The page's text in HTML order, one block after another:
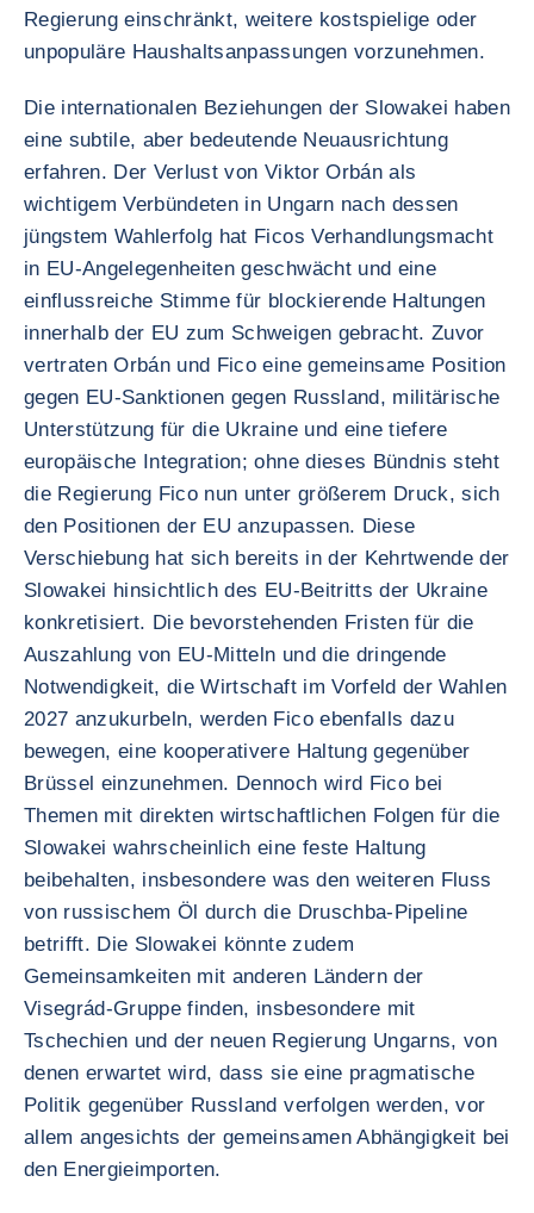
Regierung einschränkt, weitere kostspielige oder
unpopuläre Haushaltsanpassungen vorzunehmen.
Die internationalen Beziehungen der Slowakei haben
eine subtile, aber bedeutende Neuausrichtung
erfahren. Der Verlust von Viktor Orbán als
wichtigem Verbündeten in Ungarn nach dessen
jüngstem Wahlerfolg hat Ficos Verhandlungsmacht
in EU-Angelegenheiten geschwächt und eine
einflussreiche Stimme für blockierende Haltungen
innerhalb der EU zum Schweigen gebracht. Zuvor
vertraten Orbán und Fico eine gemeinsame Position
gegen EU-Sanktionen gegen Russland, militärische
Unterstützung für die Ukraine und eine tiefere
europäische Integration; ohne dieses Bündnis steht
die Regierung Fico nun unter größerem Druck, sich
den Positionen der EU anzupassen. Diese
Verschiebung hat sich bereits in der Kehrtwende der
Slowakei hinsichtlich des EU-Beitritts der Ukraine
konkretisiert. Die bevorstehenden Fristen für die
Auszahlung von EU-Mitteln und die dringende
Notwendigkeit, die Wirtschaft im Vorfeld der Wahlen
2027 anzukurbeln, werden Fico ebenfalls dazu
bewegen, eine kooperativere Haltung gegenüber
Brüssel einzunehmen. Dennoch wird Fico bei
Themen mit direkten wirtschaftlichen Folgen für die
Slowakei wahrscheinlich eine feste Haltung
beibehalten, insbesondere was den weiteren Fluss
von russischem Öl durch die Druschba-Pipeline
betrifft. Die Slowakei könnte zudem
Gemeinsamkeiten mit anderen Ländern der
Visegrád-Gruppe finden, insbesondere mit
Tschechien und der neuen Regierung Ungarns, von
denen erwartet wird, dass sie eine pragmatische
Politik gegenüber Russland verfolgen werden, vor
allem angesichts der gemeinsamen Abhängigkeit bei
den Energieimporten.